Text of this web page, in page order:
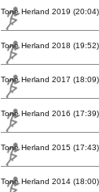
Tone Herland 2019 (20:04)
Tone Herland 2018 (19:52)
Tone Herland 2017 (18:09)
Tone Herland 2016 (17:39)
Tone Herland 2015 (17:43)
Tone Herland 2014 (18:00)